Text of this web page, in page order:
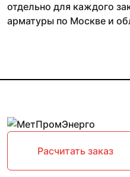
отдельно для каждого
арматуры по Москве и
Расчитать заказ